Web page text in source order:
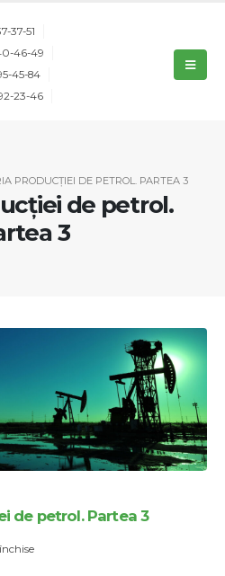
37-51
46-49
45-84
23-46
PRODUCȚIEI DE PETROL. PARTEA 3
de petrol.
3
de petrol. Partea 3
pentru